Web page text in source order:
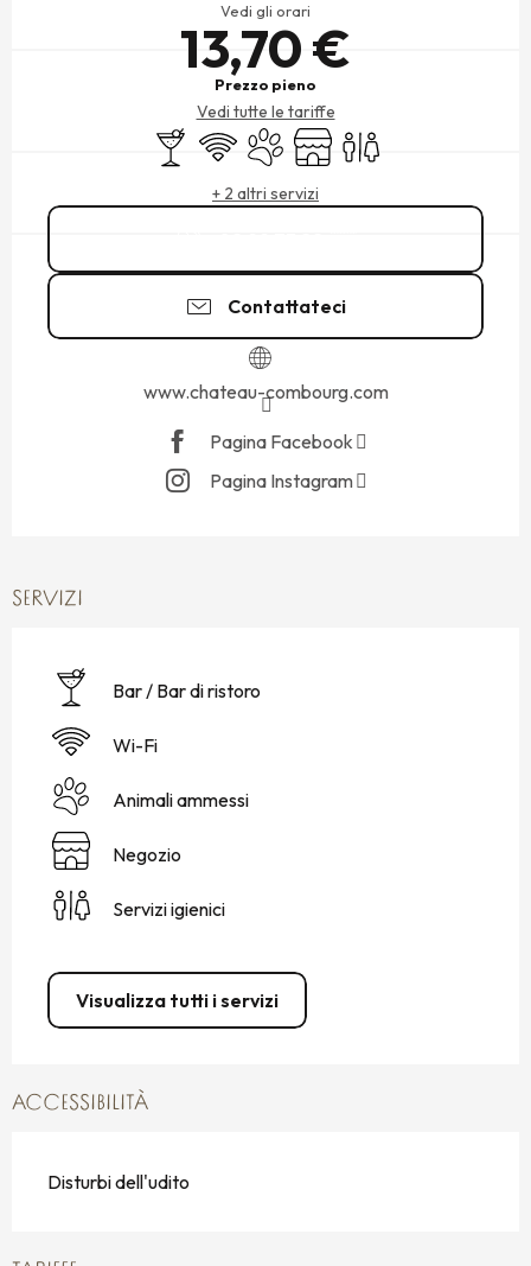
Vedi gli orari
13,70 €
Prezzo pieno
Vedi tutte le tariffe
Bar / Bar di ristoro
Wi-Fi Animali ammessi
NegozioServizi igienici
+ 2 altri servizi
Contattateci
www.chateau-combourg.com
Pagina Facebook
Pagina Instagram
SERVIZI
Bar / Bar di ristoro
Wi-Fi
Animali ammessi
Negozio
Servizi igienici
Visualizza tutti i servizi
ACCESSIBILITÀ
Disturbi dell'udito